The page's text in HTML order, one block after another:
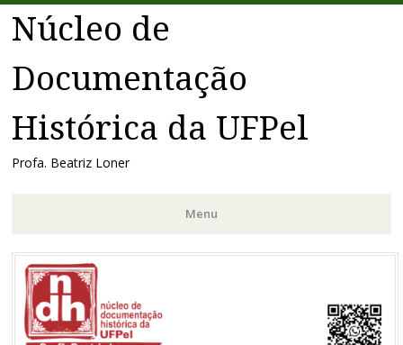
Núcleo de
Documentação
Histórica da UFPel
Profa. Beatriz Loner
Menu
Pular
para
conteúdo